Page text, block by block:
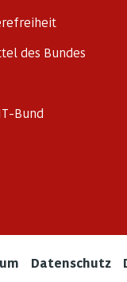
des Bundes
Bund
Datenschutz